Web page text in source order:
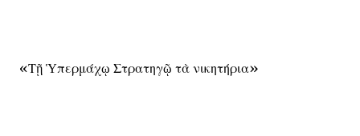
«Τῇ Ὑπερμάχῳ Στρατηγῷ τὰ νικητήρια»